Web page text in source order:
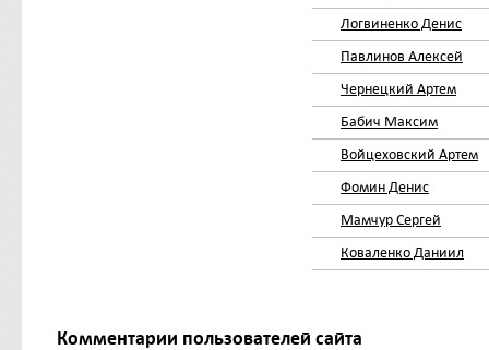
Логвиненко Денис
Павлинов Алексей
Чернецкий Артем
Бабич Максим
Войцеховский Артем
Фомин Денис
Мамчур Сергей
Коваленко Даниил
Комментарии пользователей сайта